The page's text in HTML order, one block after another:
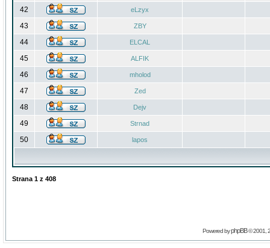
42 eLzyx
43 ZBY
44 ELCAL
45 ALFIK
46 mholod
47 Zed
48 Dejv
49 Strnad
50 lapos
Strana 1 z 408
Powered byphpBB© 2001,